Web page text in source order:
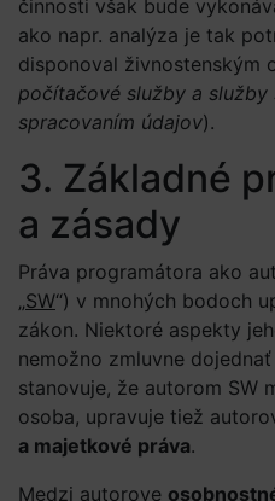
činnosti však bude
ako napr. analýza je tak
disponoval živnostenským
počítačové služby a
spracovaním údajov).
3. Základné
a zásady
Práva programátora ako
„SW“) v mnohých bodoch
zákon. Niektoré aspekty
nemožno zmluvne
stanovuje, že autorom SW
osoba, upravuje tiež
a majetkové práva.
Medzi autorove